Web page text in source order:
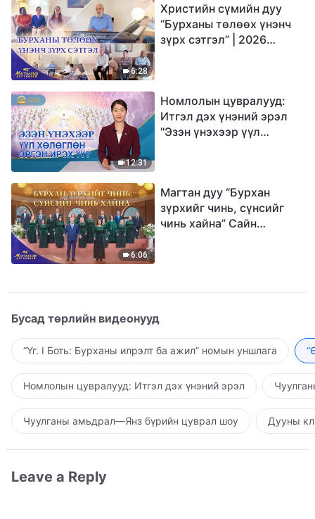
6:28
Христийн сүмийн дуу
“Бурханы төлөөх үнэнч
зүрх сэтгэл” | 2026
12:31
Номлолын цувралууд:
Итгэл дэх үнэний эрэл
"Эзэн үнэхээр үүл
6:06
Магтан дуу “Бурхан
зүрхийг чинь, сүнсийг
чинь хайна” Сайн
Бусад төрлийн видеонууд
“Үг. I Боть: Бурханы илрэлт ба ажил” номын уншлага
Номлолын цувралууд: Итгэл дэх үнэний эрэл
Чуулганы амьдрал—Янз бүрийн цуврал шоу Дууны
Leave a Reply